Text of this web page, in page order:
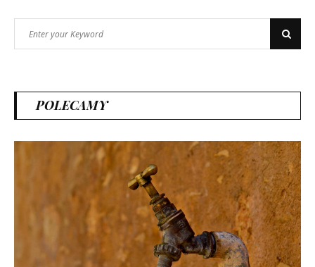
for:
Search
POLECAMY